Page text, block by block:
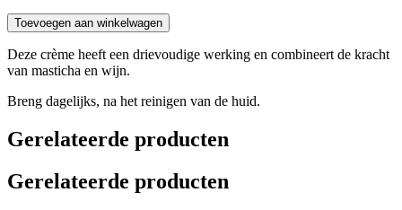
Oinostherapy
Mastic
Defence
aantal
Toevoegen aan winkelwagen
Deze crème heeft een drievoudige werking en combineert de kracht
van masticha en wijn.
Breng dagelijks, na het reinigen van de huid.
Gerelateerde producten
Gerelateerde producten